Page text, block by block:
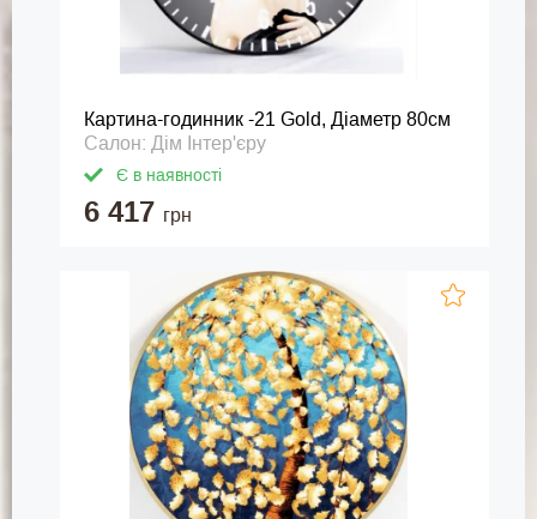
Картина-годинник -21 Gold, Діаметр 80см
Салон: Дім Інтер'єру
Є в наявності
6 417 грн